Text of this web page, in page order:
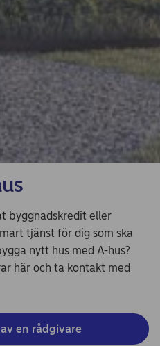
byggnadskredit eller
tjänst för dig som ska
nytt hus med A-hus?
här och ta kontakt med
en rådgivare